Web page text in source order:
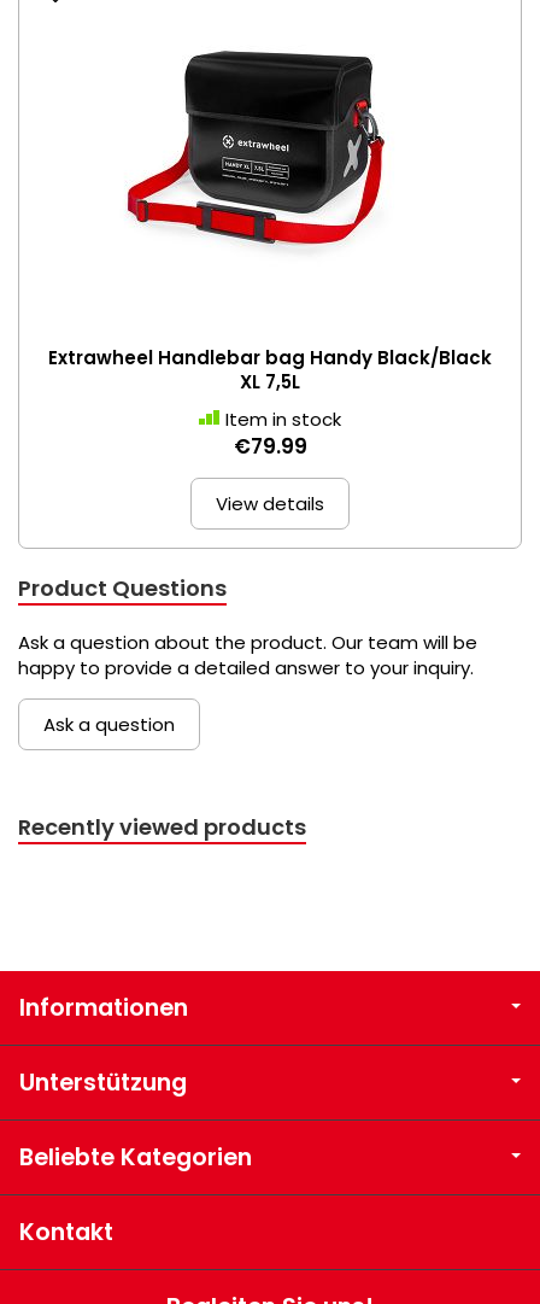
Extrawheel Handlebar bag Handy Black/Black
XL 7,5L
Item in stock
€79.99
View details
Product Questions
Ask a question about the product. Our team will be
happy to provide a detailed answer to your inquiry.
Ask a question
Recently viewed products
Informationen
Unterstützung
Beliebte Kategorien
Kontakt